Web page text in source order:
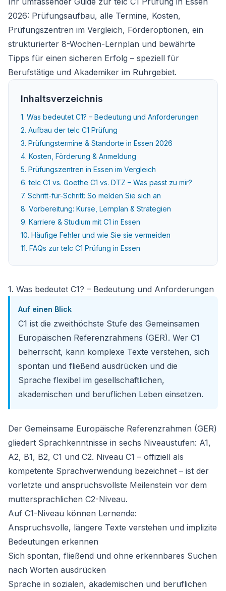
2026: Prüfungsaufbau, alle Termine, Kosten,
Prüfungszentren im Vergleich, Förderoptionen, ein
strukturierter 8-Wochen-Lernplan und bewährte
Tipps für einen sicheren Erfolg – speziell für
Berufstätige und Akademiker im Ruhrgebiet.
Inhaltsverzeichnis
1. Was bedeutet C1? – Bedeutung und Anforderungen
2. Aufbau der telc C1 Prüfung
3. Prüfungstermine & Standorte in Essen 2026
4. Kosten, Förderung & Anmeldung
5. Prüfungszentren in Essen im Vergleich
6. telc C1 vs. Goethe C1 vs. DTZ – Was passt zu mir?
7. Schritt-für-Schritt: So melden Sie sich an
8. Vorbereitung: Kurse, Lernplan & Strategien
9. Karriere & Studium mit C1 in Essen
10. Häufige Fehler und wie Sie sie vermeiden
11. FAQs zur telc C1 Prüfung in Essen
1. Was bedeutet C1? – Bedeutung und Anforderungen
Auf einen Blick
C1 ist die zweithöchste Stufe des Gemeinsamen
Europäischen Referenzrahmens (GER). Wer C1
beherrscht, kann komplexe Texte verstehen, sich
spontan und fließend ausdrücken und die
Sprache flexibel im gesellschaftlichen,
akademischen und beruflichen Leben einsetzen.
Der Gemeinsame Europäische Referenzrahmen (GER)
gliedert Sprachkenntnisse in sechs Niveaustufen: A1,
A2, B1, B2, C1 und C2. Niveau C1 – offiziell als
kompetente Sprachverwendung bezeichnet – ist der
vorletzte und anspruchsvollste Meilenstein vor dem
muttersprachlichen C2-Niveau.
Auf C1-Niveau können Lernende:
Anspruchsvolle, längere Texte verstehen und implizite
Bedeutungen erkennen
Sich spontan, fließend und ohne erkennbares Suchen
nach Worten ausdrücken
Sprache in sozialen, akademischen und beruflichen